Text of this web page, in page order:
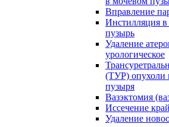
Вправление
Инстилляция
пузырь
Удаление
урологическое
(ТУР) опухоли
пузыря
Вазэктомия
Иссечение
Удаление